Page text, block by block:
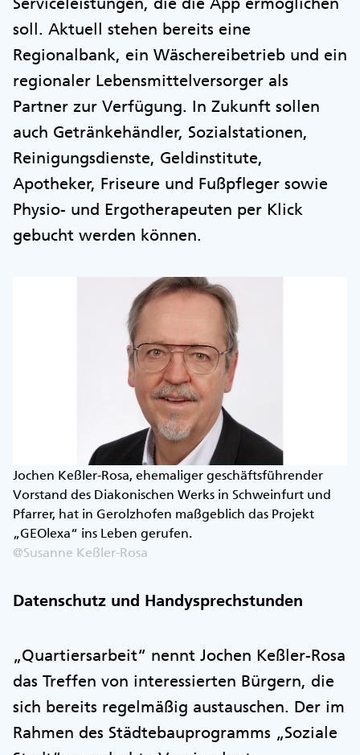
soll. Aktuell stehen bereits eine
Regionalbank, ein Wäschereibetrieb und ein
regionaler Lebensmittelversorger als
Partner zur Verfügung. In Zukunft sollen
auch Getränkehändler, Sozialstationen,
Reinigungsdienste, Geldinstitute,
Apotheker, Friseure und Fußpfleger sowie
Physio- und Ergotherapeuten per Klick
gebucht werden können.
Jochen Keßler-Rosa, ehemaliger geschäftsführender
Vorstand des Diakonischen Werks in Schweinfurt und
Pfarrer, hat in Gerolzhofen maßgeblich das Projekt
„GEOlexa“ ins Leben gerufen.
@Susanne Keßler-Rosa
Datenschutz und Handysprechstunden
„Quartiersarbeit“ nennt Jochen Keßler-Rosa
das Treffen von interessierten Bürgern, die
sich bereits regelmäßig austauschen. Der im
Rahmen des Städtebauprogramms „Soziale